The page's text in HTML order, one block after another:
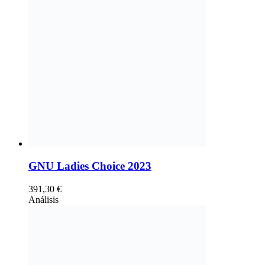
GNU Ladies Choice 2023
391,30 €
Análisis